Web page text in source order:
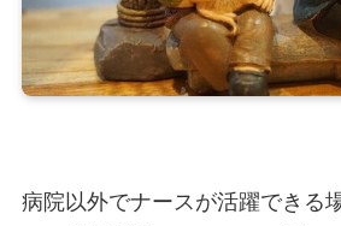
病院以外でナースが活躍できる